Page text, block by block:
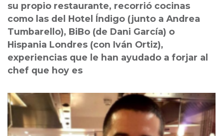
su propio restaurante, recorrió cocinas
como las del Hotel Índigo (junto a Andrea
Tumbarello), BiBo (de Dani García) o
Hispania Londres (con Iván Ortiz),
experiencias que le han ayudado a forjar al
chef que hoy es